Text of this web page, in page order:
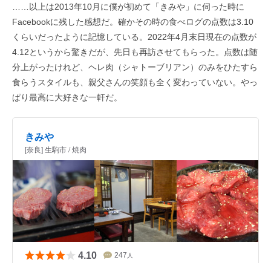
……以上は2013年10月に僕が初めて「きみや」に伺った時に
Facebookに残した感想だ。確かその時の食べログの点数は3.10
くらいだったように記憶している。2022年4月末日現在の点数が
4.12というから驚きだが、先日も再訪させてもらった。点数は随
分上がったけれど、ヘレ肉（シャトーブリアン）のみをひたすら
食らうスタイルも、親父さんの笑顔も全く変わっていない。やっ
ぱり最高に大好きな一軒だ。
きみや
[奈良] 生駒市 / 焼肉
4.10 247 人